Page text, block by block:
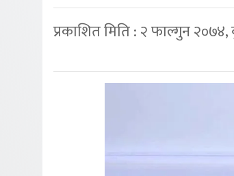
प्रकाशित मिति : २ फाल्गुन